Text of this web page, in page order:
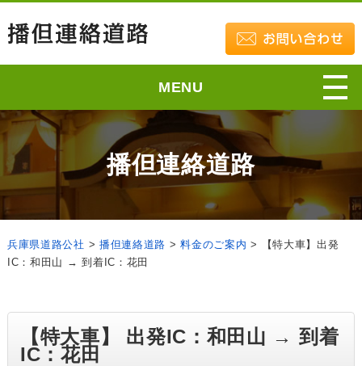
MENU
播但連絡道路
兵庫県道路公社 > 播但連絡道路 >料金のご案内 >
【特大車】出発
IC：和田山 → 到着IC：花田
【特大車】 出発IC：和田山 → 到着
IC：花田